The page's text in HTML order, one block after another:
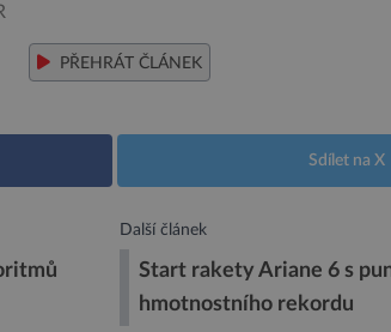
PŘEHRÁT ČLÁNEK
Sdílet na X
Další článek
Start rakety Ariane 6 s
hmotnostního rekordu